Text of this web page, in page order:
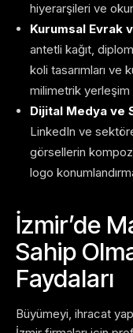
hiyerarşileri ve
Kurumsal Evrak
antetli kağıt,
koli tasarımları ve
milimetrik yerleşim
Dijital Medya ve
LinkedIn ve
görsellerin
logo
İzmir’de
Sahip
Faydaları
Büyümeyi, ihracat